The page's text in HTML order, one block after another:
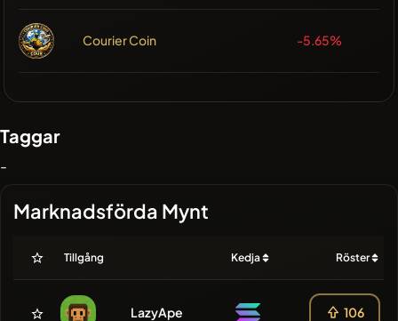
Courier Coin -5.65%
Taggar
-
Marknadsförda Mynt
Tillgång Kedja Röster
LazyApe 106